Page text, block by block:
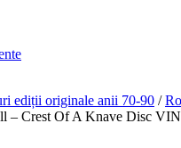
ediții originale anii 70-90 /
– Crest Of A Knave Disc